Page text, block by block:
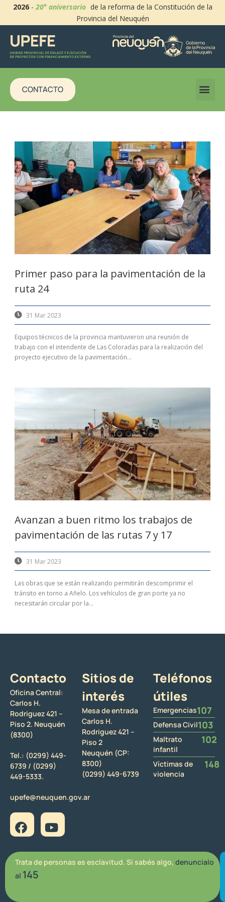
2026-20° aniversario de la reforma de la Constitución de la
Provincia del Neuquén
CONTACTO
Primer paso para la pavimentación de la
ruta 24
31 Mar 2023
Equipos técnicos de la provincia mantuvieron una reunión de
trabajo con el intendente de Las Coloradas para la realización del
proyecto ejecutivo de la pavimentación...
Avanzan a buen ritmo los trabajos de
pavimentación de las rutas 7 y 17
31 Mar 2023
Las obras que se están realizando permitirán descomprimir el
tránsito en torno a Añelo. Los vehículos de gran porte ya no
necesitarán circular por la...
Contacto
Oficina Central:
Carlos H.
Rodriguez 421 –
Piso 2. Neuquén
(8300)
Tel.: (0299) 449-
6739 / (0299)
449-5333.
upefe@neuquen.gov.ar
Sitios de
interés
Mesa de entrada
Carlos H.
Rodriguez 421 –
Piso 2
Neuquén (CP:
8300)
(0299) 449-6739
Teléfonos
útiles
Emergencias107
Defensa Civil103
Maltrato
infantil
102
Víctimas de
violencia
148
Trata de personas es esclavitud. Si sabés algo, denuncialo
al 145